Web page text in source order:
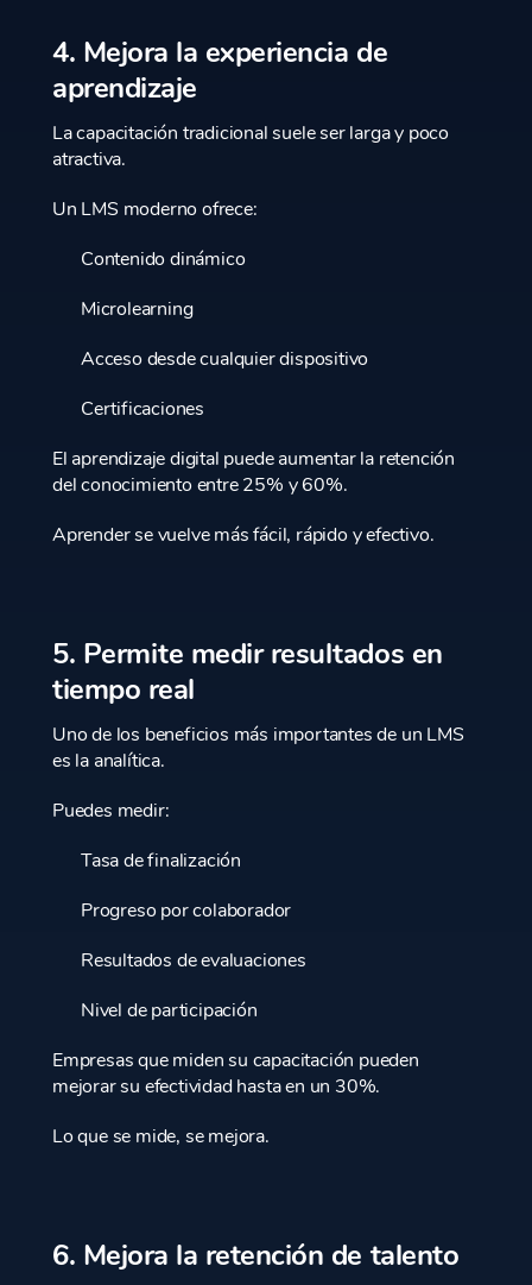
4. Mejora la experiencia de
aprendizaje
La capacitación tradicional suele ser larga y poco
atractiva.
Un LMS moderno ofrece:
Contenido dinámico
Microlearning
Acceso desde cualquier dispositivo
Certificaciones
El aprendizaje digital puede aumentar la retención
del conocimiento entre 25% y 60%.
Aprender se vuelve más fácil, rápido y efectivo.
5. Permite medir resultados en
tiempo real
Uno de los beneficios más importantes de un LMS
es la analítica.
Puedes medir:
Tasa de finalización
Progreso por colaborador
Resultados de evaluaciones
Nivel de participación
Empresas que miden su capacitación pueden
mejorar su efectividad hasta en un 30%.
Lo que se mide, se mejora.
6. Mejora la retención de talento